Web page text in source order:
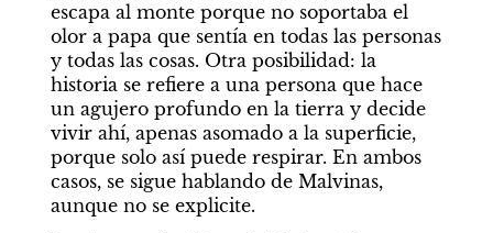
escapa al monte porque no soportaba el
olor a papa que sentía en todas las personas
y todas las cosas. Otra posibilidad: la
historia se refiere a una persona que hace
un agujero profundo en la tierra y decide
vivir ahí, apenas asomado a la superficie,
porque solo así puede respirar. En ambos
casos, se sigue hablando de Malvinas,
aunque no se explicite.